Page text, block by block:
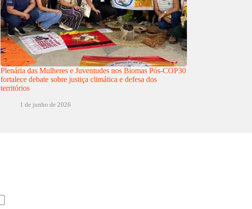
Plenária das Mulheres e Juventudes nos Biomas Pós-COP30
fortalece debate sobre justiça climática e defesa dos
territórios
1 de junho de 2026